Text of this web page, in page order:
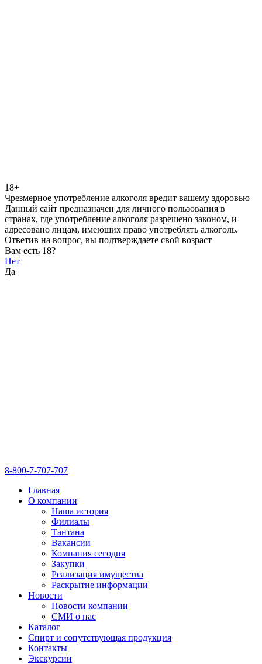
18+
Чрезмерное употребление алкоголя вредит вашему здоровью
Данный сайт предназначен для личного пользования в
странах, где употребление алкоголя разрешено законом, и
адресовано лицам, имеющих право употреблять алкоголь.
Ответив на вопрос, вы подтверждаете свой возраст
Вам есть 18?
Нет
Да
8-800-7-707-707
Главная
О компании
Наша история
Филиалы
Тантана
Вакансии
Компания сегодня
Закупки
Реализация имущества
Раскрытие информации
Новости
Новости компании
СМИ о нас
Каталог
Спирт и сопутствующая продукция
Контакты
Экскурсии